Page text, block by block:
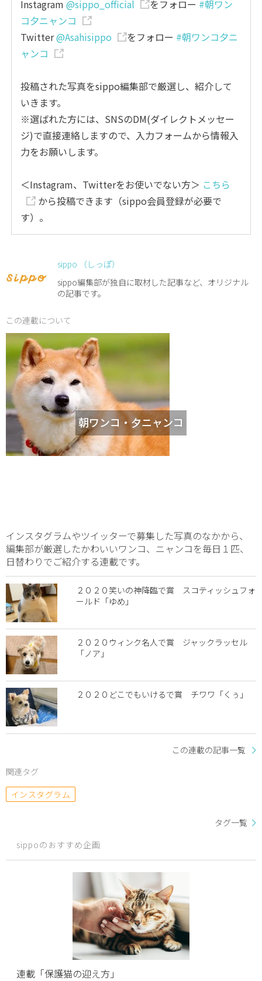
Instagram@sippo_official をフォロー #朝ワン
コ夕ニャンコ
Twitter@Asahisippo をフォロー #朝ワンコ夕ニ
ャンコ
投稿された写真をsippo編集部で厳選し、紹介して
いきます。
※選ばれた方には、SNSのDM(ダイレクトメッセー
ジ)で直接連絡しますので、入力フォームから情報入
力をお願いします。
＜Instagram、Twitterをお使いでない方＞ こちら
から投稿できます（sippo会員登録が必要で
す）。
sippo （しっぽ）
sippo編集部が独自に取材した記事など、オリジナル
の記事です。
この連載について
朝ワンコ・夕ニャンコ
インスタグラムやツイッターで募集した写真のなかから、
編集部が厳選したかわいいワンコ、ニャンコを毎日１匹、
日替わりでご紹介する連載です。
２０２０笑いの神降臨で賞 スコティッシュフォ
ールド「ゆめ」
２０２０ウィンク名人で賞 ジャックラッセル
「ノア」
２０２０どこでもいけるで賞 チワワ「くぅ」
この連載の記事一覧
関連タグ
インスタグラム
タグ一覧
sippoのおすすめ企画
連載「保護猫の迎え方」